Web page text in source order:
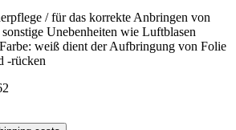
/ für das korrekte Anbringen von
Unebenheiten wie Luftblasen
weiß dient der Aufbringung von Folie
-rücken